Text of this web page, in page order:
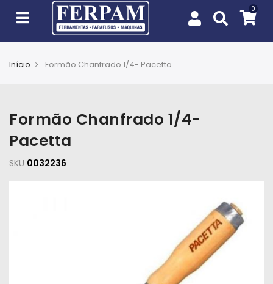
e
Jardim
EPIs
Início Formão Chanfrado 1/4- Pacetta
Formão Chanfrado 1/4-
Pacetta
SKU 0032236